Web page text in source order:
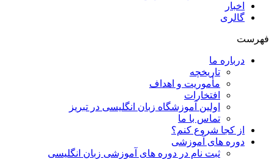
اخبار
گالری
فهرست
درباره ما
تاریخچه
مأموریت و اهداف
افتخارات
اولین آموزشگاه زبان انگلیسی در تبریز
تماس با ما
از کجا شروع کنم؟
دوره های آموزشی
ثبت نام در دوره های آموزشی زبان انگلیسی